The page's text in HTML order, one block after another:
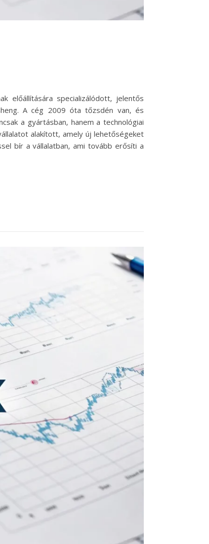
előállítására specializálódott, jelentős
A cég 2009 óta tőzsdén van, és
a gyártásban, hanem a technológiai
alakított, amely új lehetőségeket
bír a vállalatban, ami tovább erősíti a